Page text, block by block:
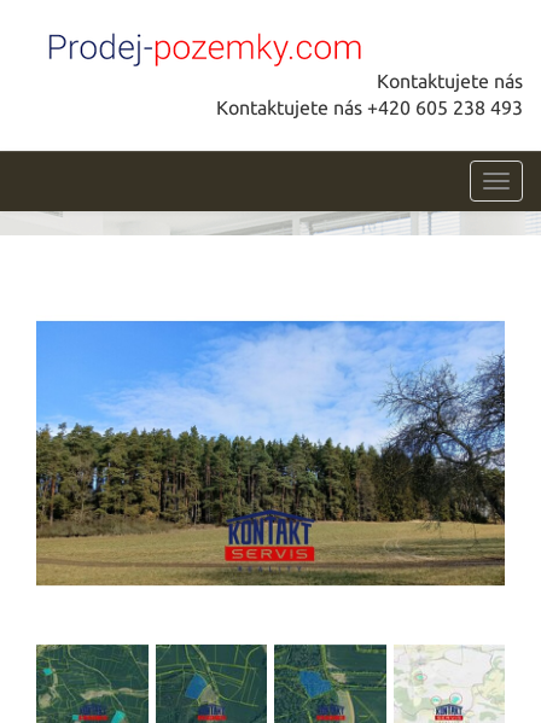
Kontaktujete nás
Kontaktujete nás +420 605 238 493